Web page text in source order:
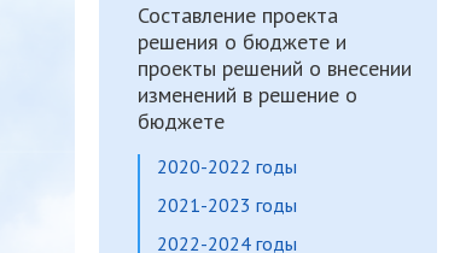
Составление проекта
решения о бюджете и
проекты решений о внесении
изменений в решение о
бюджете
2020-2022 годы
2021-2023 годы
2022-2024 годы